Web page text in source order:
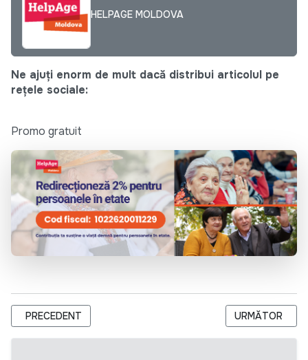
HELPAGE MOLDOVA
Ne ajuți enorm de mult dacă distribui articolul pe
rețele sociale:
Promo gratuit
ARTICOL PRECEDENT: HELPAGE MOLDOVA ANGAJEAZĂ O
PRECEDENT ARTICOLUL
URMĂTOR